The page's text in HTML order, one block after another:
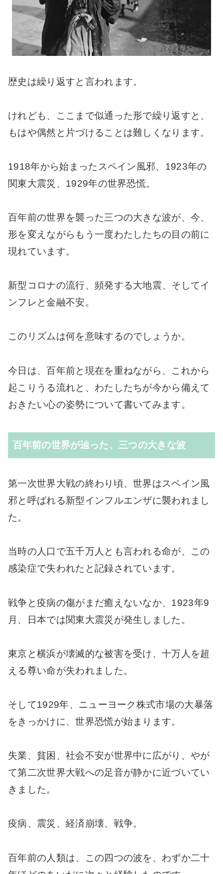
歴史は繰り返すと言われます。
けれども、ここまで似通った形で繰り返すと、
もはや偶然と片づけることは難しくなります。
1918年から始まったスペイン風邪、1923年の
関東大震災、1929年の世界恐慌。
百年前の世界を襲った三つの大きな波が、今、
形を変えながらもう一度わたしたちの目の前に
現れています。
新型コロナの流行、頻発する大地震、そしてイ
ンフレと金融不安。
このリズムは何を意味するのでしょうか。
今日は、百年前と現在を重ねながら、これから
起こりうる流れと、わたしたちが今から備えて
おきたい心の姿勢について書いてみます。
百年前の世界が辿った、三つの大きな波
第一次世界大戦の終わり頃、世界はスペイン風
邪と呼ばれる新型インフルエンザに襲われまし
た。
当時の人口で五千万人とも言われる命が、この
感染症で失われたと記録されています。
戦争と疫病の傷がまだ癒えないなか、1923年9
月、日本では関東大震災が発生しました。
東京と横浜が壊滅的な被害を受け、十万人を超
える尊い命が失われました。
そして1929年、ニューヨーク株式市場の大暴落
をきっかけに、世界恐慌が始まります。
失業、貧困、社会不安が世界中に広がり、やが
て第二次世界大戦への足音が静かに近づいてい
きました。
疫病、震災、経済崩壊、戦争。
百年前の人類は、この四つの波を、わずか二十